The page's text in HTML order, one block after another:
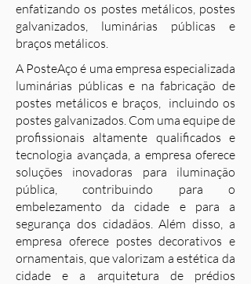
enfatizando os postes metálicos, postes
galvanizados, luminárias públicas e
braços metálicos.
A PosteAço é uma empresa especializada
luminárias públicas e na fabricação de
postes metálicos e braços, incluindo os
postes galvanizados. Com uma equipe de
profissionais altamente qualificados e
tecnologia avançada, a empresa oferece
soluções inovadoras para iluminação
pública, contribuindo para o
embelezamento da cidade e para a
segurança dos cidadãos. Além disso, a
empresa oferece postes decorativos e
ornamentais, que valorizam a estética da
cidade e a arquitetura de prédios